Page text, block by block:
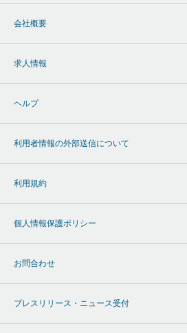
会社概要
求人情報
ヘルプ
利用者情報の外部送信について
利用規約
個人情報保護ポリシー
お問合わせ
プレスリリース・ニュース受付